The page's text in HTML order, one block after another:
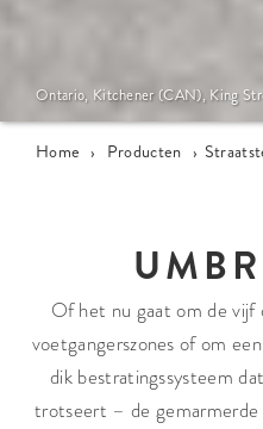
Ontario, Kitchener (CAN), King
Home › Producten ›
Of het nu gaat om de
voetgangerszones of om
dik bestratingssysteem
trotseert – de